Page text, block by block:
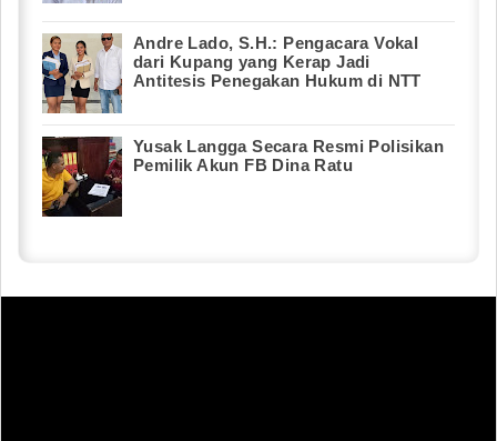
Andre Lado, S.H.: Pengacara Vokal
dari Kupang yang Kerap Jadi
Antitesis Penegakan Hukum di NTT
Yusak Langga Secara Resmi Polisikan
Pemilik Akun FB Dina Ratu